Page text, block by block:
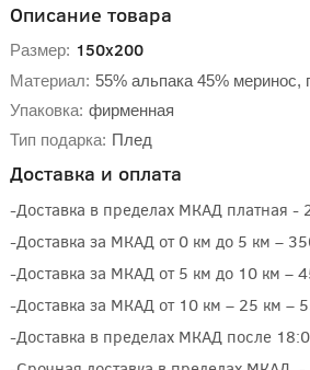
Описание товара
Размер: 150х200
Материал: 55% альпака 45% меринос,
Упаковка: фирменная
Тип подарка: Плед
Доставка и оплата
-Доставка в пределах МКАД платная -
-Доставка за МКАД от 0 км до 5 км –
-Доставка за МКАД от 5 км до 10 км –
-Доставка за МКАД от 10 км – 25 км –
-Доставка в пределах МКАД после